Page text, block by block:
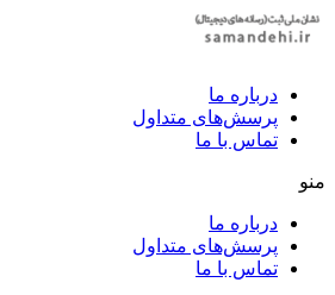
درباره ما
پرسش‌های متداول
تماس با ما
منو
درباره ما
پرسش‌های متداول
تماس با ما